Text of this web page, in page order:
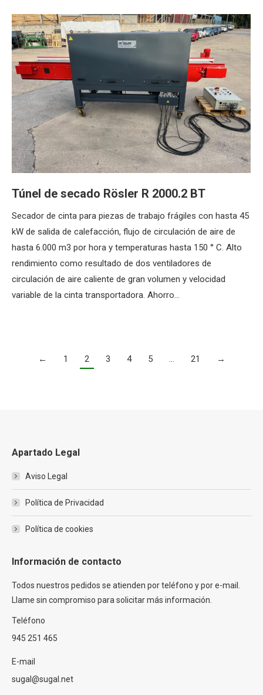
Túnel de secado Rösler R 2000.2 BT
Secador de cinta para piezas de trabajo frágiles con hasta 45
kW de salida de calefacción, flujo de circulación de aire de
hasta 6.000 m3 por hora y temperaturas hasta 150 ° C. Alto
rendimiento como resultado de dos ventiladores de
circulación de aire caliente de gran volumen y velocidad
variable de la cinta transportadora. Ahorro…
← 1 2 3 4 5 … 21 →
Apartado Legal
Aviso Legal
Política de Privacidad
Política de cookies
Información de contacto
Todos nuestros pedidos se atienden por teléfono y por e-mail.
Llame sin compromiso para solicitar más información.
Teléfono
945 251 465
E-mail
sugal@sugal.net